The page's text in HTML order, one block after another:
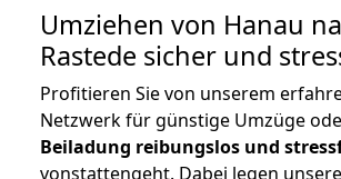
Umziehen von Hanau
Rastede sicher und
Profitieren Sie von unserem
Netzwerk für günstige Umzüge
Beiladung reibungslos und
vonstattengeht. Dabei legen